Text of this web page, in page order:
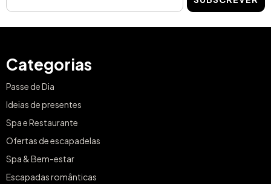
Categorias
Passe de Dia
Ideias de presentes
Spa e Restaurante
Ofertas de escapadelas
Spa & Bem-estar
Escapadas românticas